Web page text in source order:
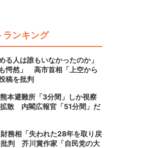
ランキング
る人は誰もいなかったのか」
も愕然」 高市首相「上空から
稿を批判
本避難所「3分間」しか視察
散 内閣広報官「51分間」だ
務相「失われた28年を取り戻
判 芥川賞作家「自民党の大